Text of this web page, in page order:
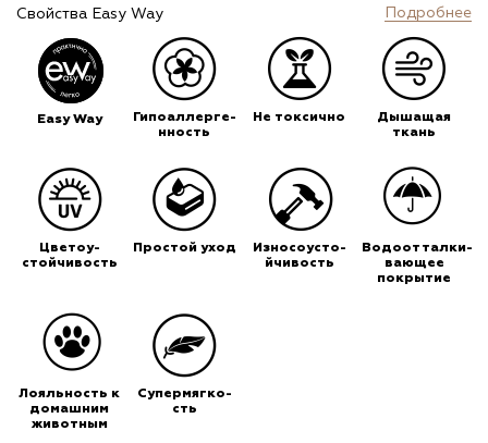
Свойства Easy Way Подробнее
Easy Way
Гипоаллерге-
нность
Не токсично
Дышащая
ткань
Цветоу-
стойчивость
Простой уход
Износоусто-
йчивость
Водоотталки-
вающее
покрытие
Лояльность к
домашним
животным
Супермягко-
сть